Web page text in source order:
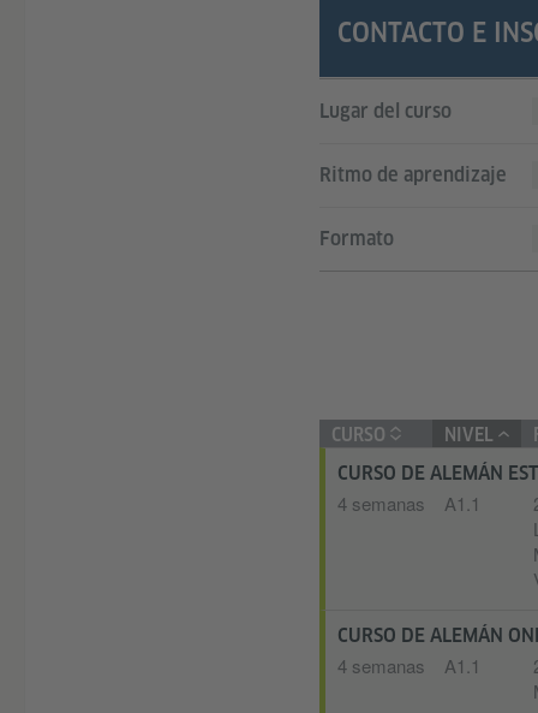
CONTACTO E
Lugar del curso
Ritmo de aprendizaje
Formato
CURSO NIVEL
CURSO DE ALEMÁN
4 semanas A1.1
CURSO DE ALEMÁN
4 semanas A1.1